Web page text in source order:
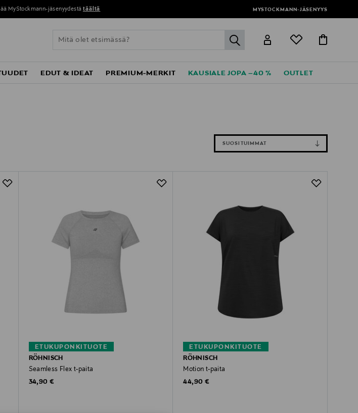
MyStockmann-jäsenyydestä täältä MYSTOCKMANN-JÄSENYYS
label.header.go
EDUT & IDEAT PREMIUM-MERKIT KAUSIALE JOPA –40 % OUTLET
SUOSITUIMMAT
ETUKUPONKITUOTE
RÖHNISCH
Seamless Flex t-paita
Original Price
34,90 €
ETUKUPONKITUOTE
RÖHNISCH
Motion t-paita
Original Price
44,90 €